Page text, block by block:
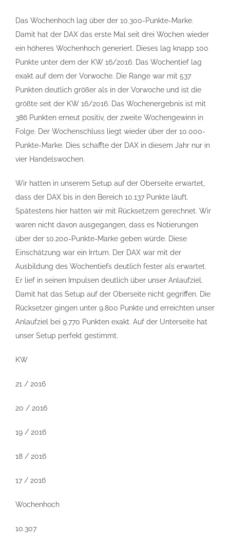
Das Wochenhoch lag über der 10.300-Punkte-Marke.
Damit hat der DAX das erste Mal seit drei Wochen wieder
ein höheres Wochenhoch generiert. Dieses lag knapp 100
Punkte unter dem der KW 16/2016. Das Wochentief lag
exakt auf dem der Vorwoche. Die Range war mit 537
Punkten deutlich größer als in der Vorwoche und ist die
größte seit der KW 16/2016. Das Wochenergebnis ist mit
386 Punkten erneut positiv, der zweite Wochengewinn in
Folge. Der Wochenschluss liegt wieder über der 10.000-
Punkte-Marke. Dies schaffte der DAX in diesem Jahr nur in
vier Handelswochen.
Wir hatten in unserem Setup auf der Oberseite erwartet,
dass der DAX bis in den Bereich 10.137 Punkte läuft.
Spätestens hier hatten wir mit Rücksetzern gerechnet. Wir
waren nicht davon ausgegangen, dass es Notierungen
über der 10.200-Punkte-Marke geben würde. Diese
Einschätzung war ein Irrtum. Der DAX war mit der
Ausbildung des Wochentiefs deutlich fester als erwartet.
Er lief in seinen Impulsen deutlich über unser Anlaufziel.
Damit hat das Setup auf der Oberseite nicht gegriffen. Die
Rücksetzer gingen unter 9.800 Punkte und erreichten unser
Anlaufziel bei 9.770 Punkten exakt. Auf der Unterseite hat
unser Setup perfekt gestimmt.
KW
21 / 2016
20 / 2016
19 / 2016
18 / 2016
17 / 2016
Wochenhoch
10.307